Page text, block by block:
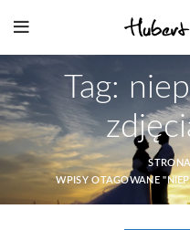
Tag:
WPISY OTAGOWANE